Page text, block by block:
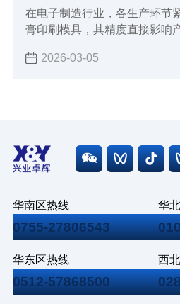
在电子制造行业，各生产环节
膏印刷模具，其精度直接影响
2026-03-05
华南区热线
0755-27806543
华
华东区热线
0512-57868500
西